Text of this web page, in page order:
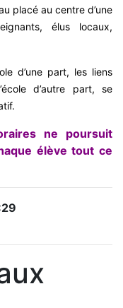
placé au centre d’une
élus locaux,
d’une part, les liens
d’autre part, se
ne poursuit
élève tout ce